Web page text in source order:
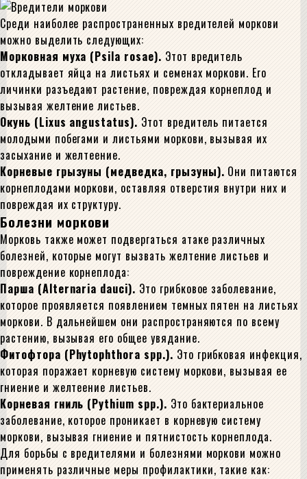
Среди наиболее распространенных вредителей моркови
можно выделить следующих:
Морковная муха (Psila rosae). Этот вредитель
откладывает яйца на листьях и семенах моркови. Его
личинки разъедают растение, повреждая корнеплод и
вызывая желтение листьев.
Окунь (Lixus angustatus). Этот вредитель питается
молодыми побегами и листьями моркови, вызывая их
засыхание и желтеение.
Корневые грызуны (медведка, грызуны). Они питаются
корнеплодами моркови, оставляя отверстия внутри них и
повреждая их структуру.
Болезни моркови
Морковь также может подвергаться атаке различных
болезней, которые могут вызвать желтение листьев и
повреждение корнеплода:
Парша (Alternaria dauci). Это грибковое заболевание,
которое проявляется появлением темных пятен на листьях
моркови. В дальнейшем они распространяются по всему
растению, вызывая его общее увядание.
Фитофтора (Phytophthora spp.). Это грибковая инфекция,
которая поражает корневую систему моркови, вызывая ее
гниение и желтеение листьев.
Корневая гниль (Pythium spp.). Это бактериальное
заболевание, которое проникает в корневую систему
моркови, вызывая гниение и пятнистость корнеплода.
Для борьбы с вредителями и болезнями моркови можно
применять различные меры профилактики, такие как: